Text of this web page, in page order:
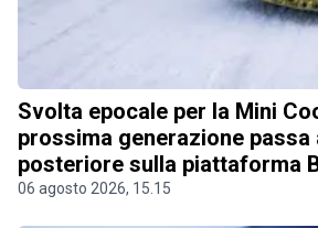
Svolta epocale per la Mini
prossima generazione
posteriore sulla piattaforma
06 agosto 2026, 15.15